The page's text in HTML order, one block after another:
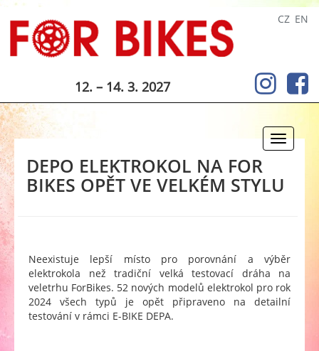
CZ EN
12. – 14. 3. 2027
Toggle
DEPO ELEKTROKOL NA FOR
BIKES OPĚT VE VELKÉM STYLU
Neexistuje lepší místo pro porovnání a výběr
elektrokola než tradiční velká testovací dráha na
veletrhu ForBikes. 52 nových modelů elektrokol pro rok
2024 všech typů je opět připraveno na detailní
testování v rámci E-BIKE DEPA.